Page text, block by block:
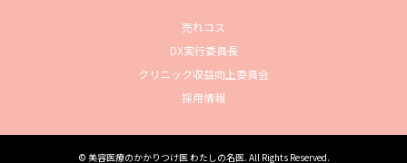
売れコス
DX実行委員長
クリニック収益向上委員会
採用情報
© 美容医療のかかりつけ医 わたしの名医. All Rights Reserved.